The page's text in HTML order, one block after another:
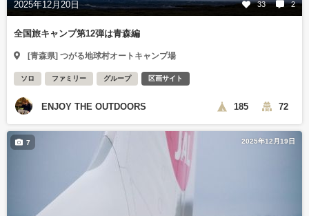
2025年12月20日 33 2
全国旅キャンプ第12弾は青森編
[青森県] つがる地球村オートキャンプ場
ソロ ファミリー グループ 区画サイト
ENJOY THE OUTDOORS 185 72
2025年12月19日
7